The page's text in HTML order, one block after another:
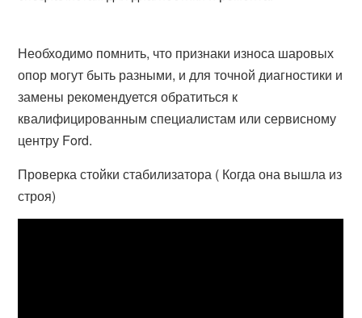
Необходимо помнить, что признаки износа шаровых
опор могут быть разными, и для точной диагностики и
замены рекомендуется обратиться к
квалифицированным специалистам или сервисному
центру Ford.
Проверка стойки стабилизатора ( Когда она вышла из
строя)